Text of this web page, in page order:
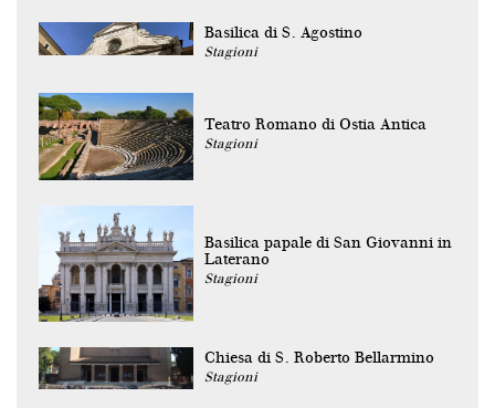
Basilica di S. Agostino
Stagioni
Teatro Romano di Ostia Antica
Stagioni
Basilica papale di San Giovanni in
Laterano
Stagioni
Chiesa di S. Roberto Bellarmino
Stagioni